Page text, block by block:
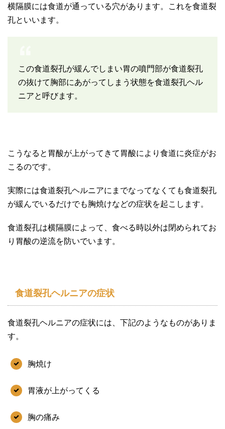
横隔膜には食道が通っている穴があります。これを食道裂
孔といいます。
この食道裂孔が緩んでしまい胃の噴門部が食道裂孔
の抜けて胸部にあがってしまう状態を食道裂孔ヘル
ニアと呼びます。
こうなると胃酸が上がってきて胃酸により食道に炎症がお
こるのです。
実際には食道裂孔ヘルニアにまでなってなくても食道裂孔
が緩んでいるだけでも胸焼けなどの症状を起こします。
食道裂孔は横隔膜によって、食べる時以外は閉められてお
り胃酸の逆流を防いでいます。
食道裂孔ヘルニアの症状
食道裂孔ヘルニアの症状には、下記のようなものがありま
す。
胸焼け
胃液が上がってくる
胸の痛み